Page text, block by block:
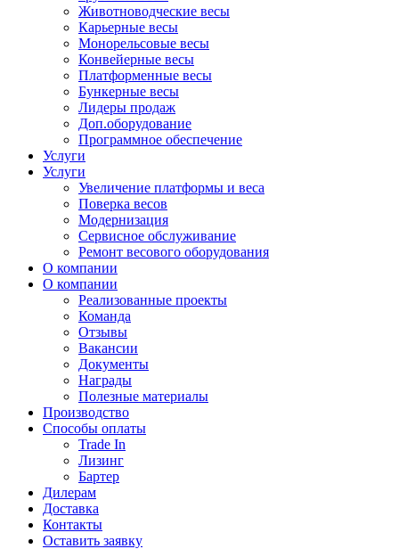
Животноводческие весы
Карьерные весы
Монорельсовые весы
Конвейерные весы
Платформенные весы
Бункерные весы
Лидеры продаж
Доп.оборудование
Программное обеспечение
Услуги
Услуги
Увеличение платформы и веса
Поверка весов
Модернизация
Сервисное обслуживание
Ремонт весового оборудования
О компании
О компании
Реализованные проекты
Команда
Отзывы
Вакансии
Документы
Награды
Полезные материалы
Производство
Способы оплаты
Trade In
Лизинг
Бартер
Дилерам
Доставка
Контакты
Оставить заявку